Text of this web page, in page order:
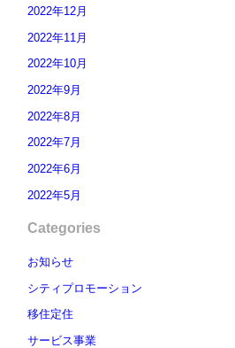
2022年12月
2022年11月
2022年10月
2022年9月
2022年8月
2022年7月
2022年6月
2022年5月
Categories
お知らせ
シティプロモーション
移住定住
サービス事業